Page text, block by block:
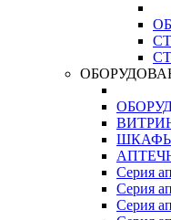
Серия
Серия
Серия